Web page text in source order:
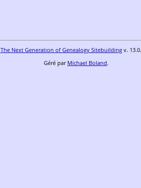
The Next Generation of Genealogy Sitebuildingv.
Géré par Michael Boland.